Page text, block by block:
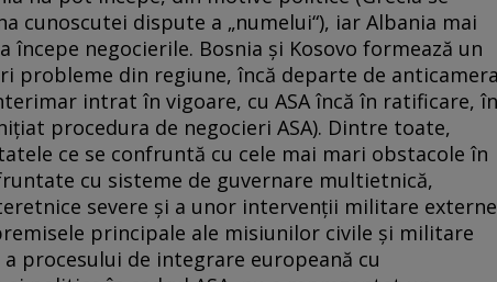
cunoscutei dispute a „numelui“), iar Albania mai
negocierile. Bosnia şi Kosovo formează un
probleme din regiune, încă departe de anticamera
intrat în vigoare, cu ASA încă în ratificare, în
procedura de negocieri ASA). Dintre toate,
ce se confruntă cu cele mai mari obstacole în
cu sisteme de guvernare multietnică,
severe şi a unor intervenţii militare
principale ale misiunilor civile şi militare
procesului de integrare europeană cu